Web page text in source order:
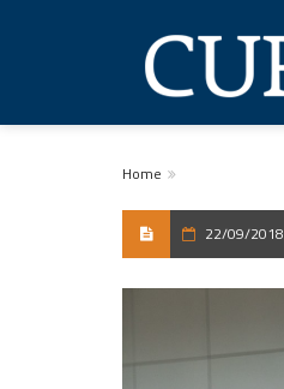
Home
22/09/2018